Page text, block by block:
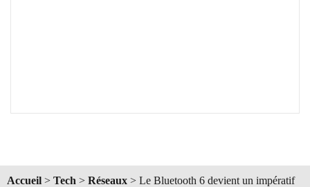
Accueil > Tech > Réseaux > Le Bluetooth 6 devient un impératif